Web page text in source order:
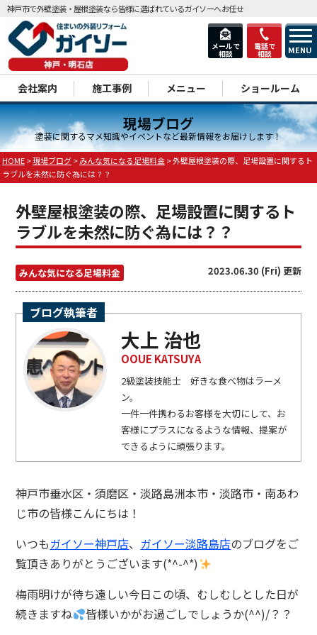
メールで
相談
電話で
相談 MENU
神戸市で外壁塗装・屋根塗装なら皆様に選ばれているガイソーへお任せ
会社案内 施工事例 メニュー ショールーム
現場ブログ
塗装に関するマメ知識やイベントなど最新情報をお届けします！
HOME>現場ブログ>みんな気になる足場料金>外壁屋根塗装の際、足場設置に関するト
ラブルを未然に防ぐ為には？？
外壁屋根塗装の際、足場設置に関するト
ラブルを未然に防ぐ為には？？
みんな気になる足場料金 2023.06.30 (Fri) 更新
ブログ執筆者
大上 治也
OOUE KATSUYA
2級塗装技能士 好きな食べ物はラーメ
ン。
一件一件携わるお客様を大切にして、お
客様にプラスになるような情報、提案が
できるように頑張ります。
神戸市垂水区・須磨区・淡路島洲本市・淡路市・南あわ
じ市の皆様こんにちは！
いつもガイソー神戸店、 ガイソー淡路島店のブログをご
覧頂きありがとうございます(*^-^*)
梅雨明けが待ち遠しい今日この頃、むしむしとした日が
続きますね
皆様いかがお過ごしでしょうか(^^)/？？